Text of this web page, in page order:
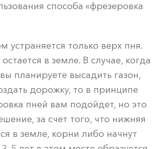
способа «фрезеровка
устраняется только верх пня.
в земле. В случае, когда
планируете высадить газон,
дорожку, то в принципе
пней вам подойдет, но это
за счет того, что нижняя
в земле, корни либо начнут